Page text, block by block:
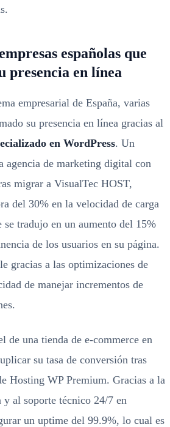
españolas que
presencia en línea
empresarial de España, varias
su presencia en línea gracias al
en WordPress. Un
agencia de marketing digital con
migrar a VisualTec HOST,
del 30% en la velocidad de carga
tradujo en un aumento del 15%
de los usuarios en su página.
gracias a las optimizaciones de
de manejar incrementos de
de una tienda de e-commerce en
su tasa de conversión tras
Hosting WP Premium. Gracias a la
y al soporte técnico 24/7 en
un uptime del 99.9%, lo cual es